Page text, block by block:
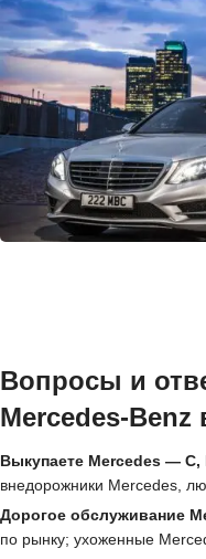
Вопросы и
Mercedes-Benz
Выкупаете Mercedes — C,
внедорожники Mercedes,
Дорогое обслуживание
по рынку; ухоженные